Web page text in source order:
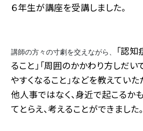
６年生が講座を受講しました。
講師の方々の寸劇を交えながら、
「認
ること」「周囲のかかわり方しだ
やすくなること」などを教えていた
他人事ではなく、身近で起こるか
てとらえ、考えることができました。